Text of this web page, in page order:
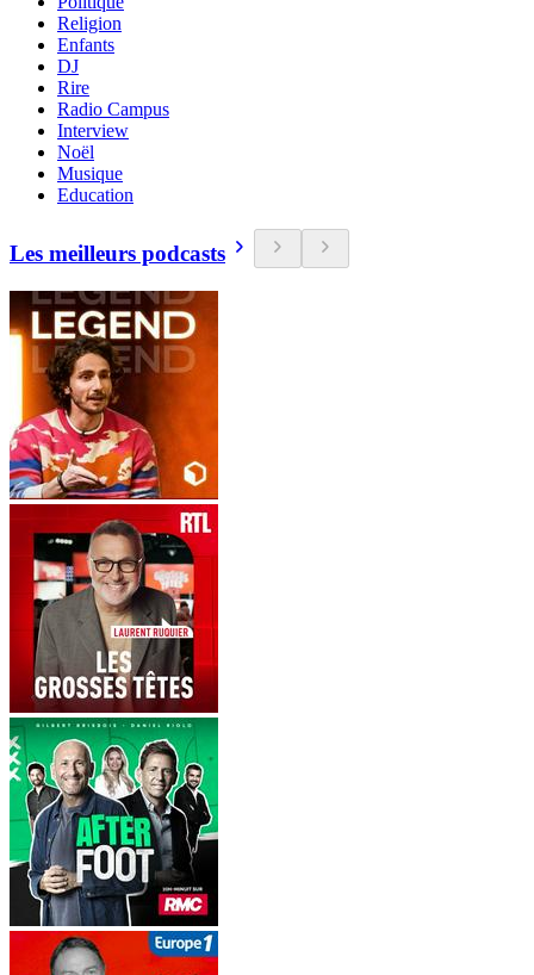
Religion
Enfants
DJ
Rire
Radio Campus
Interview
Noël
Musique
Education
Les meilleurs podcasts